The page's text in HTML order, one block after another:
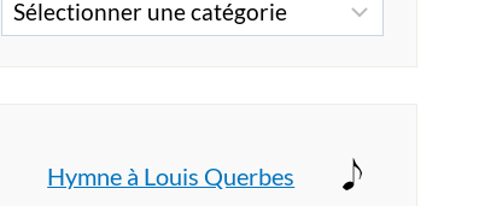
Hymne à Louis Querbes